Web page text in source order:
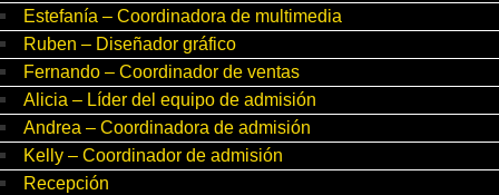
Estefanía – Coordinadora de multimedia
Ruben – Diseñador gráfico
Fernando – Coordinador de ventas
Alicia – Líder del equipo de admisión
Andrea – Coordinadora de admisión
Kelly – Coordinador de admisión
Recepción